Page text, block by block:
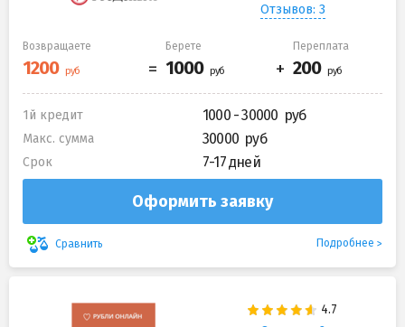
Отзывов: 3
Возвращаете Берете Переплата
1й кредит 1000 - 30000
Макс. сумма 30000
Срок 7-17 дней
Оформить заявку
Сравнить Подробнее